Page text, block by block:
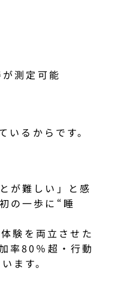
測定可能
いるからです。
が難しい」と感
の一歩に“睡
験を両立させた
率80％超・行動
ます。